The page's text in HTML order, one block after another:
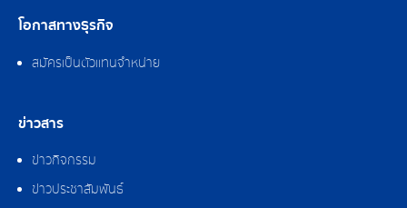
โอกาสทางธุรกิจ
สมัครเป็นตัวแทนจำหน่าย
ข่าวสาร
ข่าวกิจกรรม
ข่าวประชาสัมพันธ์